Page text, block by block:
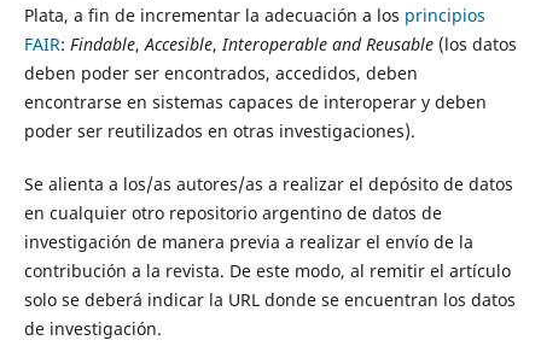
Plata, a fin de incrementar la adecuación a los principios
FAIR: Findable,Accesible,Interoperable and Reusable(los datos
deben poder ser encontrados, accedidos, deben
encontrarse en sistemas capaces de interoperar y deben
poder ser reutilizados en otras investigaciones).
Se alienta a los/as autores/as a realizar el depósito de datos
en cualquier otro repositorio argentino de datos de
investigación de manera previa a realizar el envío de la
contribución a la revista. De este modo, al remitir el artículo
solo se deberá indicar la URL donde se encuentran los datos
de investigación.